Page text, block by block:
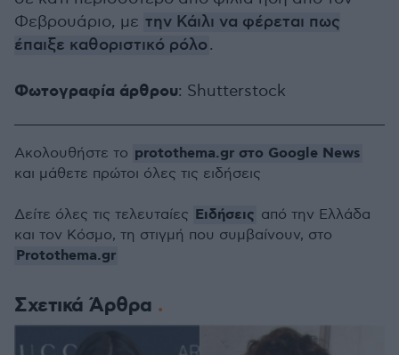
Φεβρουάριο, με την Κάιλι να φέρεται πως
έπαιξε καθοριστικό ρόλο.
Φωτογραφία άρθρου: Shutterstock
Σχετικά Άρθρα
Ακολουθήστε το protothema.gr στο Google News
και μάθετε πρώτοι όλες τις ειδήσεις
Δείτε όλες τις τελευταίες Ειδήσεις από την Ελλάδα
και τον Κόσμο, τη στιγμή που συμβαίνουν, στο
Protothema.gr